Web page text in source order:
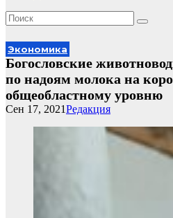
Экономика
Богословские
по надоям молока на
общеобластному уровню
Редакция
Сен 17, 2021